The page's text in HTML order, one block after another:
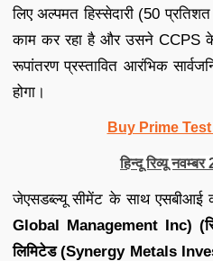
लिए अल्पमत हिस्सेदारी (50
काम कर रहा है और उसने CCPS के
रूपांतरण प्रस्तावित आरंभिक
होगा।
Buy Prime
हिन्दू रिव्यू
जेएसडब्ल्यू सीमेंट के साथ एसबीआई
Global Management Inc)
लिमिटेड (Synergy Metals